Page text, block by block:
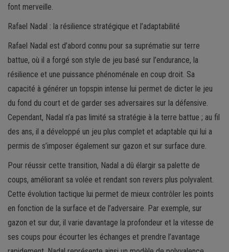
font merveille.
Rafael Nadal : la résilience stratégique et l’adaptabilité
Rafael Nadal est d’abord connu pour sa suprématie sur terre
battue, où il a forgé son style de jeu basé sur l’endurance, la
résilience et une puissance phénoménale en coup droit. Sa
capacité à générer un topspin intense lui permet de dicter le jeu
du fond du court et de garder ses adversaires sur la défensive.
Cependant, Nadal n’a pas limité sa stratégie à la terre battue ; au fil
des ans, il a développé un jeu plus complet et adaptable qui lui a
permis de s’imposer également sur gazon et sur surface dure.
Pour réussir cette transition, Nadal a dû élargir sa palette de
coups, améliorant sa volée et rendant son revers plus polyvalent.
Cette évolution tactique lui permet de mieux contrôler les points
en fonction de la surface et de l’adversaire. Par exemple, sur
gazon et sur dur, il varie davantage la profondeur et la vitesse de
ses coups pour écourter les échanges et prendre l’avantage